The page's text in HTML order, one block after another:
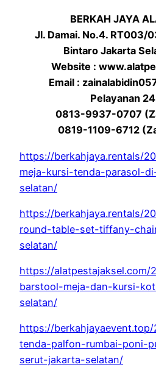
BERKAH JAYA
Jl. Damai. No.4. RT003/
Bintaro Jakarta
Website :
Email :
Pelayanan
0813-9937-0707
0819-1109-6712
https://berkahjaya.rentals/
meja-kursi-tenda-parasol-
selatan/
https://berkahjaya.rentals/
round-table-set-tiffany-
selatan/
https://alatpestajaksel.com/
barstool-meja-dan-kursi-
selatan/
https://
tenda-palfon-rumbai-poni-
serut-jakarta-selatan/